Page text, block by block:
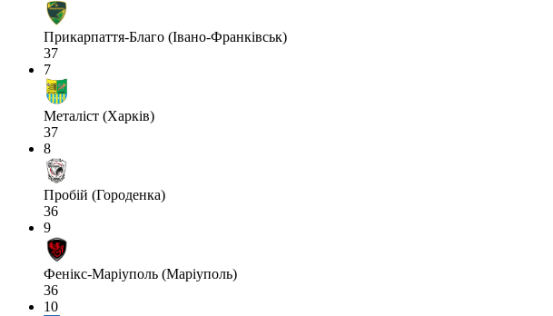
Прикарпаття-Благо (Івано-Франківськ)
37
7
Металіст (Харків)
37
8
Пробій (Городенка)
36
9
Фенікс-Маріуполь (Маріуполь)
36
10